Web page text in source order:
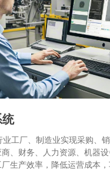
统
业工厂、制造业实现采购、
、财务、人力资源、机器
生产效率，降低运营成本